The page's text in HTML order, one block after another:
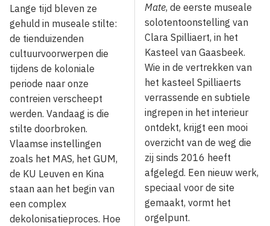
Lange tijd bleven ze
gehuld in museale stilte:
de tienduizenden
cultuurvoorwerpen die
tijdens de koloniale
periode naar onze
contreien verscheept
werden. Vandaag is die
stilte doorbroken.
Vlaamse instellingen
zoals het MAS, het GUM,
de KU Leuven en Kina
staan aan het begin van
een complex
dekolonisatieproces. Hoe
Mate, de eerste museale
solotentoonstelling van
Clara Spilliaert, in het
Kasteel van Gaasbeek.
Wie in de vertrekken van
het kasteel Spilliaerts
verrassende en subtiele
ingrepen in het interieur
ontdekt, krijgt een mooi
overzicht van de weg die
zij sinds 2016 heeft
afgelegd. Een nieuw werk,
speciaal voor de site
gemaakt, vormt het
orgelpunt.